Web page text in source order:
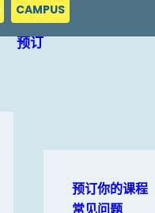
CAMPUS
预订
预订你的课程